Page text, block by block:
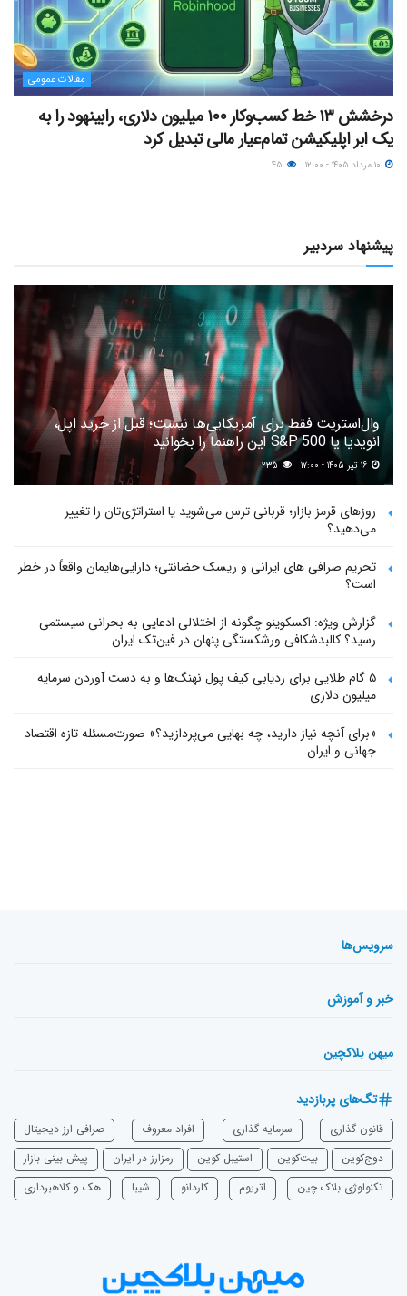
مقالات عمومی
درخشش ۱۳ خط کسب‌وکار ۱۰۰ میلیون دلاری، رابینهود را به
یک ابر اپلیکیشن تمام‌عیار مالی تبدیل کرد
پیشنهاد سردبیر
وال‌استریت فقط برای آمریکایی‌ها نیست؛ قبل از خرید اپل،
انویدیا یا S&P 500 این راهنما را بخوانید
۲۳۵
روزهای قرمز بازار؛ قربانی ترس می‌شوید یا استراتژی‌تان را تغییر
می‌دهید؟
تحریم صرافی های ایرانی و ریسک حضانتی؛ دارایی‌هایمان واقعاً در خطر
است؟
گزارش ویژه: اکسکوینو چگونه از اختلالی ادعایی به بحرانی سیستمی
رسید؟ کالبدشکافی ورشکستگی پنهان در فین‌تک ایران
۵ گام طلایی برای ردیابی کیف پول‌ نهنگ‌ها و به دست آوردن سرمایه
میلیون دلاری
«برای آنچه نیاز دارید، چه بهایی می‌پردازید؟» صورت‌مسئله تازه اقتصاد
جهانی و ایران
سرویس‌ها
خبر و آموزش
میهن بلاکچین
تگ‌های پربازدید
قانون گذاری سرمایه‌ گذاری افراد معروف
صرافی ارز دیجیتال
دوج‌کوین
بیت‌کوین استیبل کوین رمزارز در ایران
پیش بینی بازار
تکنولوژی بلاک چین
اتریوم ‌کاردانو شیبا هک و کلاهبرداری